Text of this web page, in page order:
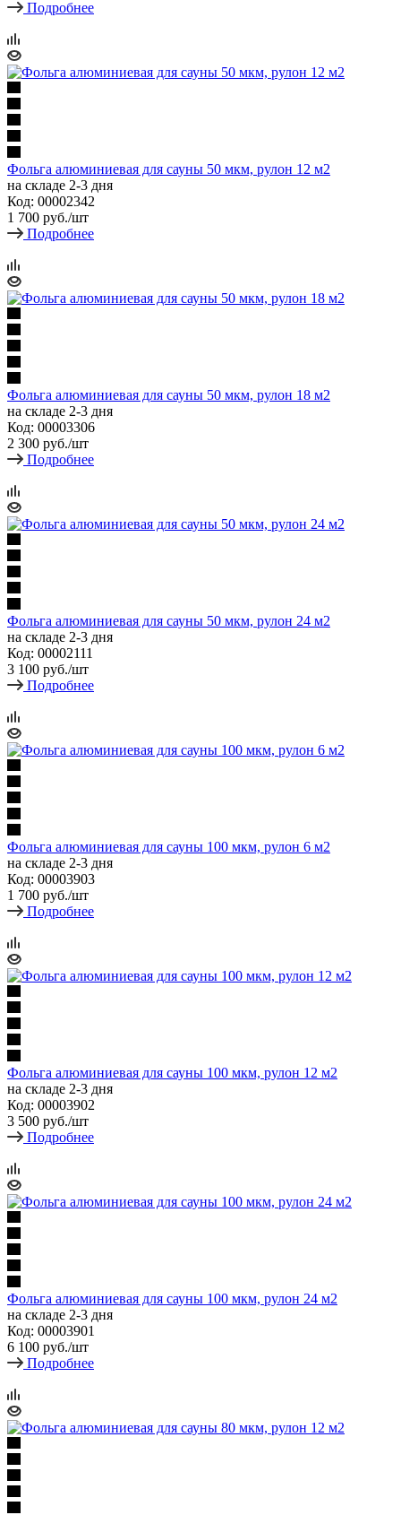
Подробнее
Фольга алюминиевая для сауны 50 мкм, рулон 12 м2
на складе 2-3 дня
Код: 00002342
1 700 руб./шт
Подробнее
Фольга алюминиевая для сауны 50 мкм, рулон 18 м2
на складе 2-3 дня
Код: 00003306
2 300 руб./шт
Подробнее
Фольга алюминиевая для сауны 50 мкм, рулон 24 м2
на складе 2-3 дня
Код: 00002111
3 100 руб./шт
Подробнее
Фольга алюминиевая для сауны 100 мкм, рулон 6 м2
на складе 2-3 дня
Код: 00003903
1 700 руб./шт
Подробнее
Фольга алюминиевая для сауны 100 мкм, рулон 12 м2
на складе 2-3 дня
Код: 00003902
3 500 руб./шт
Подробнее
Фольга алюминиевая для сауны 100 мкм, рулон 24 м2
на складе 2-3 дня
Код: 00003901
6 100 руб./шт
Подробнее